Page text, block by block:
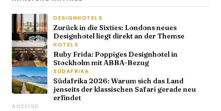
DESIGNHOTELS
Zurück in die Sixties: Londons neues
Designhotel liegt direkt an der Themse
HOTELS
Ruby Frida: Poppiges Designhotel in
Stockholm mit ABBA-Bezug
SÜDAFRIKA
Südafrika 2026: Warum sich das Land
jenseits der klassischen Safari gerade neu
erfindet
ANZEIGE